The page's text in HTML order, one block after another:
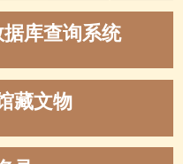
库查询系统
藏文物